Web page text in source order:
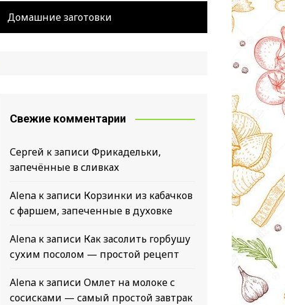
Домашние заготовки
Свежие комментарии
Сергей к записи Фрикадельки,
запечённые в сливках
Alenaк записи Корзинки из кабачков
с фаршем, запеченные в духовке
Alenaк записи Как засолить горбушу
сухим посолом — простой рецепт
Alenaк записи Омлет на молоке с
сосисками — самый простой завтрак